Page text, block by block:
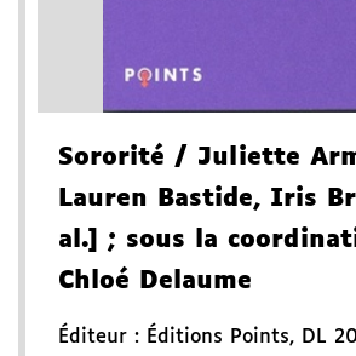
Sororité / Juliette
Lauren Bastide, Iris
al.]
; sous la
Chloé Delaume
Éditeur : Éditions Points, DL